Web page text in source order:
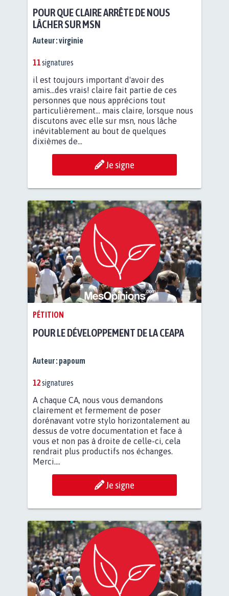
POUR QUE CLAIRE ARRÊTE DE NOUS
LÂCHER SUR MSN
Auteur :virginie
11 signatures
il est toujours important d'avoir des
amis...des vrais! claire fait partie de ces
personnes que nous apprécions tout
particulièrement... mais claire, lorsque nous
discutons avec elle sur msn, nous lâche
inévitablement au bout de quelques
dixièmes de...
Je signe
PÉTITION
POUR LE DÉVELOPPEMENT DE LA CEAPA
Auteur : papoum
12signatures
A chaque CA, nous vous demandons
clairement et fermement de poser
dorénavant votre stylo horizontalement au
dessus de votre documentation et face à
vous et non pas à droite de celle-ci, cela
rendrait plus productifs nos échanges.
Merci....
Je signe